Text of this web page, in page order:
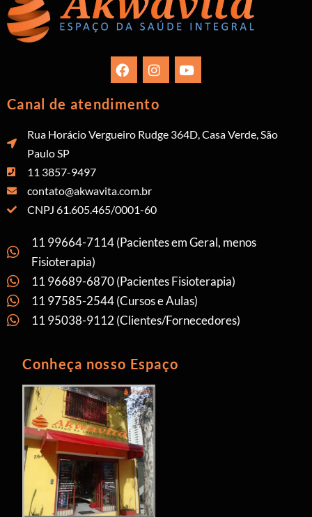
Canal de atendimento
Rua Horácio Vergueiro Rudge 364D, Casa Verde, São
Paulo SP
11 3857-9497
contato@akwavita.com.br
CNPJ 61.605.465/0001-60
11 99664-7114 (Pacientes em Geral, menos
Fisioterapia)
11 96689-6870 (Pacientes Fisioterapia)
11 97585-2544 (Cursos e Aulas)
11 95038-9112 (Clientes/Fornecedores)
Conheça nosso Espaço